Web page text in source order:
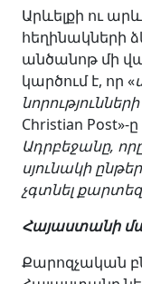
Արևելքի ու
հեղինակների
անծանոթ մի
կարծում է, որ «
նորություն
Christian
Ադրբեջանը,
սյունակի
չգտնել
Հայաստանի
Քարոզչական